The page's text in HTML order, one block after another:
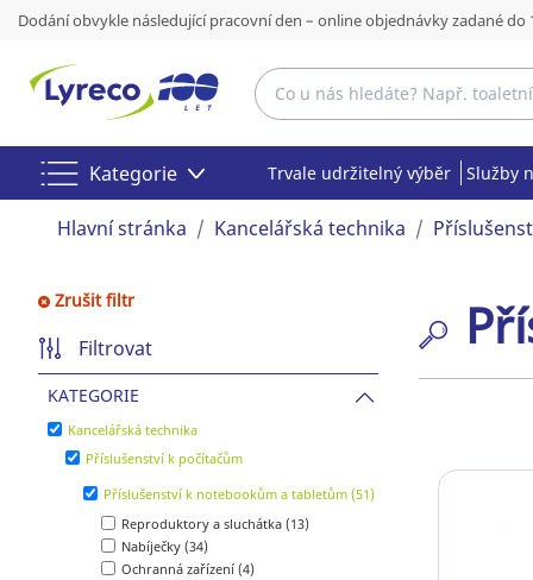
Dodání obvykle následující pracovní den – online objednávky zadané do
Kategorie Trvale udržitelný výběr Služby
Hlavní stránka Kancelářská technika
Zrušit filtr
Filtrovat
KATEGORIE
Kancelářská technika
Příslušenství k počítačům
Příslušenství k notebookům a tabletům (51)
Reproduktory a sluchátka (13)
Nabíječky (34)
Ochranná zařízení (4)